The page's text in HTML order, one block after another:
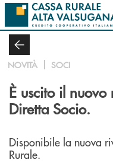
Salta al contenuto principale
NOVITÀ SOCI
È uscito il nuovo
Diretta Socio.
Disponibile la nuova
Rurale.